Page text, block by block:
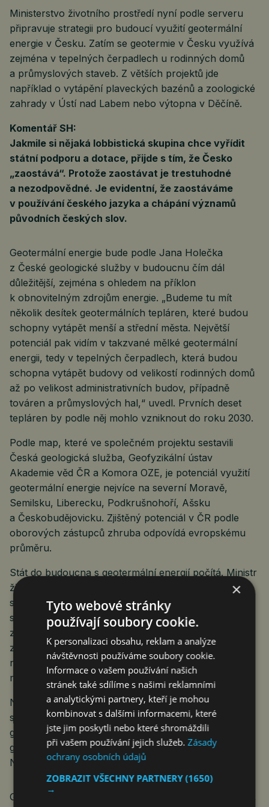
Ministerstvo životního prostředí nyní podle serveru
připravuje strategii pro budoucí využití geotermální
energie v Česku. Zatím se geotermie v Česku využívá
zejména v tepelných čerpadlech u rodinných domů
a průmyslových staveb. Z větších projektů jde
například o vytápění plaveckých bazénů a zoologické
zahrady v Ústí nad Labem nebo výtopna v Děčíně.
Komentář SH:
Jakmile si nějaká lobbistická skupina chce vyřídit
státní podporu a dotace, přijde s tím, že Česko
„zaostává“. Protože zaostávat je trestuhodné
a nezodpovědné. Je evidentní, že zaostáváme
v používání českého jazyka a chápání významů
původních českých slov.
Geotermální energie bude podle Jana Holečka
z České geologické služby v budoucnu čím dál
důležitější, zejména s ohledem na příklon
k obnovitelným zdrojům energie. „Budeme tu mít
několik desítek geotermálních tepláren, které budou
schopny vytápět menší a střední města. Největší
potenciál pak vidím v takzvané mělké geotermální
energii, tedy v tepelných čerpadlech, která budou
schopna vytápět budovy od velikostí rodinných domů
až po velikost administrativních budov, případně
továren a průmyslových hal,“ uvedl. Prvních deset
tepláren by podle něj mohlo vzniknout do roku 2030.
Podle map, které ve společném projektu sestavili
Česká geologická služba, Geofyzikální ústav
Akademie věd ČR a Komora OZE, je potenciál využití
geotermální energie nejvíce na severní Moravě,
Semilsku, Liberecku, Podkrušnohoří, Ašsku
a Českobudějovicku. Zjištěný potenciál v ČR podle
oborových zástupců zhruba odpovídá evropskému
průměru.
Stát do budoucna s geotermální energií počítá. Ministr
životního prostředí Petr Hladík (KDU-ČSL) podle
serveru geotermie.cz v současnosti připravuje
strategii, kterou by se měla v první polovině roku
zabývat vláda. Geotermální energii chce využít
zejména při centrální výrobě tepla, typicky by podle
něj mohla nahradit lokální uhelné zdroje do pěti
megawatt výkonu.
Nejvyšší produkci geotermální energie mají nyní USA
s 3,6 GW. V Evropě má podle Evropské rady pro
geotermální energii největší instalovaný výkon
geotermálních elektráren Turecko s 1,69 GW.
Následuje Itálie s 916 MW a Island s 754 MW.
Geotermální energie využívá horkou vodu z podzemí,
×
Tyto webové stránky
používají soubory cookie.
K personalizaci obsahu, reklam a analýze
návštěvnosti používáme soubory cookie.
Informace o vašem používání našich
stránek také sdílíme s našimi reklamními
a analytickými partnery, kteří je mohou
kombinovat s dalšími informacemi, které
jste jim poskytli nebo které shromáždili
při vašem používání jejich služeb.Zásady
ochrany osobních údajů
ZOBRAZIT VŠECHNY PARTNERY(1650)
→